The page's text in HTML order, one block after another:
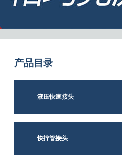
产品目录
液压快速接头
快拧管接头